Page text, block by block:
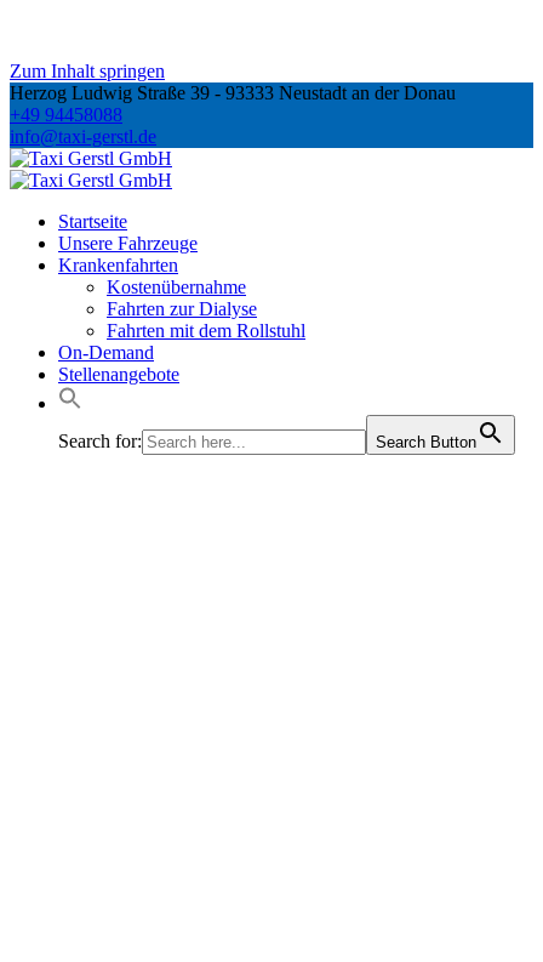
Zum Inhalt springen
Herzog Ludwig Straße 39 - 93333 Neustadt an der Donau
+49 94458088
info@taxi-gerstl.de
Startseite
Unsere Fahrzeuge
Krankenfahrten
Kostenübernahme
Fahrten zur Dialyse
Fahrten mit dem Rollstuhl
On-Demand
Stellenangebote
Search for: Search Button